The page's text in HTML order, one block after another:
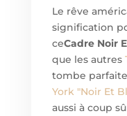
Le rêve
signification
ceCadre Noir
que les autres
tombe
York "Noir Et
aussi à coup